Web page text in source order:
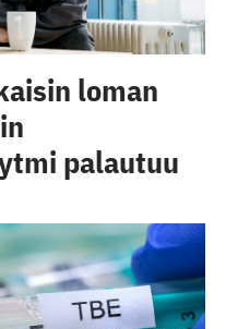
loman
palautuu